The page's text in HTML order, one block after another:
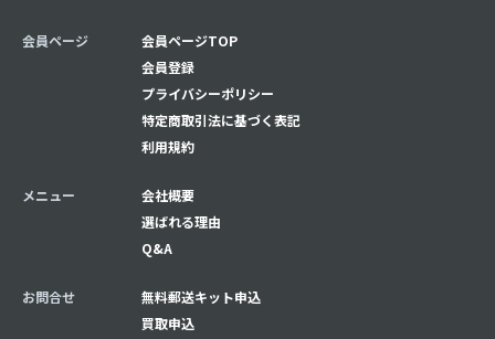
会員ページ
会員ページTOP
会員登録
プライバシーポリシー
特定商取引法に基づく表記
利用規約
メニュー
会社概要
選ばれる理由
Q&A
お問合せ
無料郵送キット申込
買取申込